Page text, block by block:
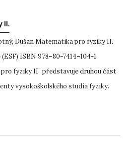
II.
Dušan Matematika pro fyziky II.
ISBN 978–80-7414–104-1
fyziky II” představuje druhou část
vysokoškolského studia fyziky.